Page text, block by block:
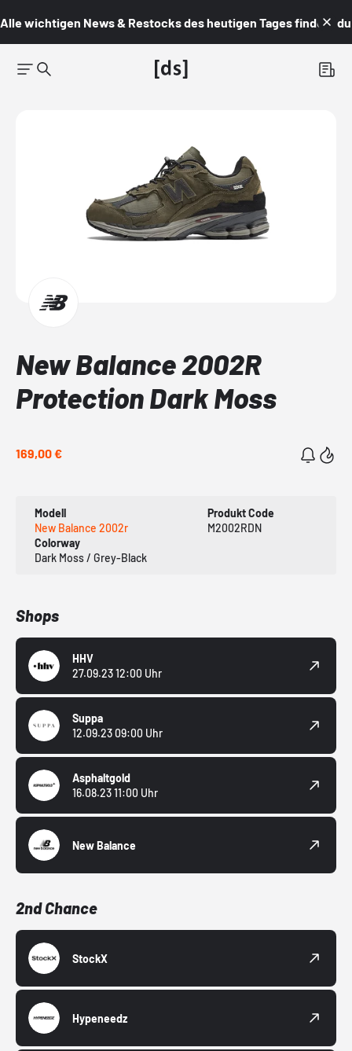
Alle wichtigen News & Restocks des heutigen Tages findest du
New Balance 2002R
Protection Dark Moss
169,00 €
Modell
New Balance 2002r
Produkt Code
M2002RDN
Colorway
Dark Moss / Grey-Black
Shops
HHV
27.09.23 12:00 Uhr
Suppa
12.09.23 09:00 Uhr
Asphaltgold
16.08.23 11:00 Uhr
New Balance
2nd Chance
StockX
Hypeneedz